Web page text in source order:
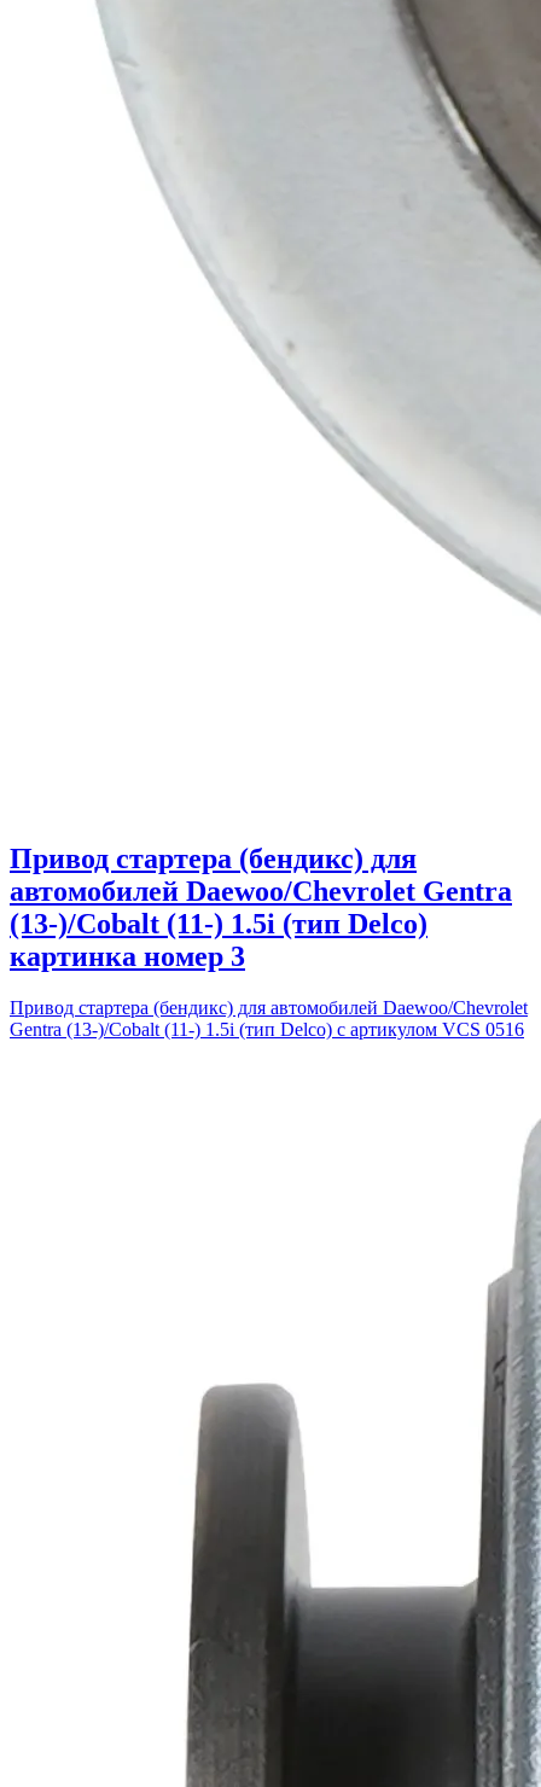
Привод стартера (бендикс) для
автомобилей Daewoo/Chevrolet Gentra
(13-)/Cobalt (11-) 1.5i (тип Delco)
картинка номер 3
Привод стартера (бендикс) для автомобилей Daewoo/Chevrolet
Gentra (13-)/Cobalt (11-) 1.5i (тип Delco) с артикулом VCS 0516